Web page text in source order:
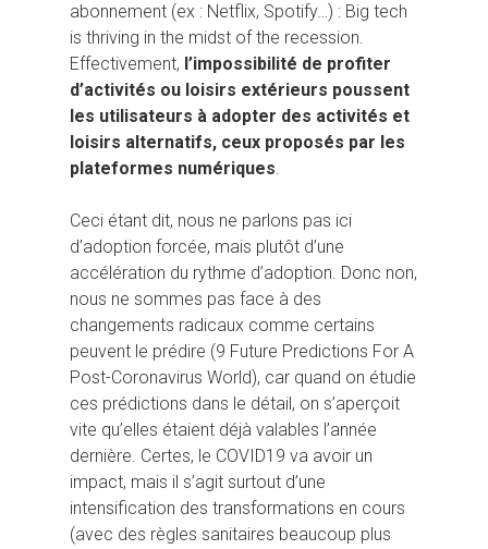
abonnement (ex : Netflix, Spotify…) : Big tech
is thriving in the midst of the recession.
Effectivement, l’impossibilité de profiter
d’activités ou loisirs extérieurs poussent
les utilisateurs à adopter des activités et
loisirs alternatifs, ceux proposés par les
plateformes numériques.
Ceci étant dit, nous ne parlons pas ici
d’adoption forcée, mais plutôt d’une
accélération du rythme d’adoption. Donc non,
nous ne sommes pas face à des
changements radicaux comme certains
peuvent le prédire (9 Future Predictions For A
Post-Coronavirus World), car quand on étudie
ces prédictions dans le détail, on s’aperçoit
vite qu’elles étaient déjà valables l’année
dernière. Certes, le COVID19 va avoir un
impact, mais il s’agit surtout d’une
intensification des transformations en cours
(avec des règles sanitaires beaucoup plus